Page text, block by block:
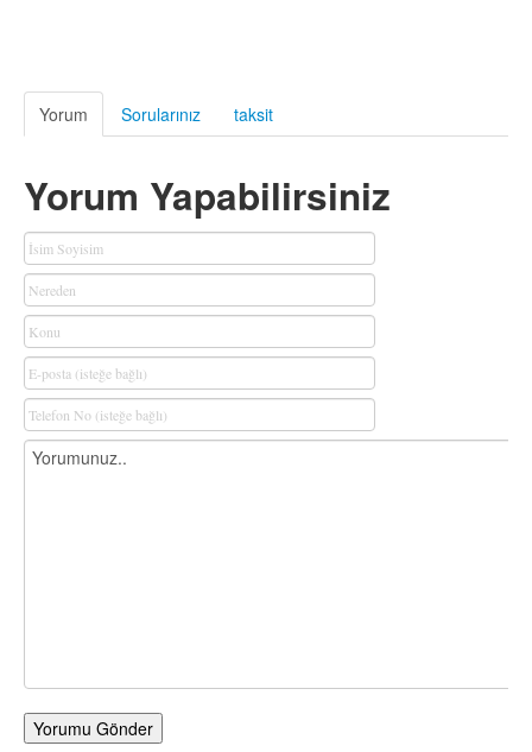
Yorum Sorularınız taksit
Yorum Yapabilirsiniz
Yorumu Gönder